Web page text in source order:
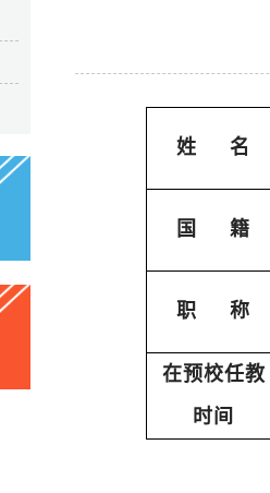
姓 名
国 籍
职 称
在预校任教
时间